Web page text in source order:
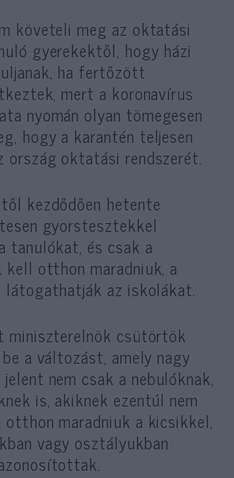
követeli meg az oktatási
gyerekektől, hogy házi
ha fertőzött
mert a koronavírus
nyomán olyan tömegesen
hogy a karantén teljesen
ország oktatási rendszerét.
kezdődően hetente
gyorstesztekkel
tanulókat, és csak a
otthon maradniuk, a
az iskolákat.
miniszterelnök csütörtök
a változást, amely nagy
nem csak a nebulóknak,
is, akiknek ezentúl nem
maradniuk a kicsikkel,
vagy osztályukban